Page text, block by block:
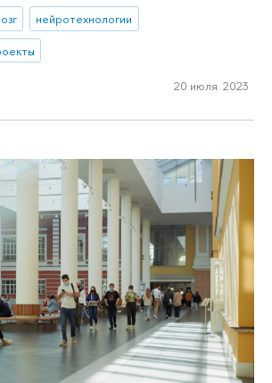
нейротехнологии
20 июля 2023